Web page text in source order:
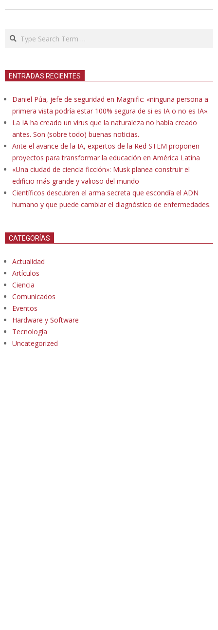
Search
ENTRADAS RECIENTES
Daniel Púa, jefe de seguridad en Magnific: «ninguna persona a
primera vista podría estar 100% segura de si es IA o no es IA».
La IA ha creado un virus que la naturaleza no había creado
antes. Son (sobre todo) buenas noticias.
Ante el avance de la IA, expertos de la Red STEM proponen
proyectos para transformar la educación en América Latina
«Una ciudad de ciencia ficción»: Musk planea construir el
edificio más grande y valioso del mundo
Científicos descubren el arma secreta que escondía el ADN
humano y que puede cambiar el diagnóstico de enfermedades.
CATEGORÍAS
Actualidad
Artículos
Ciencia
Comunicados
Eventos
Hardware y Software
Tecnología
Uncategorized